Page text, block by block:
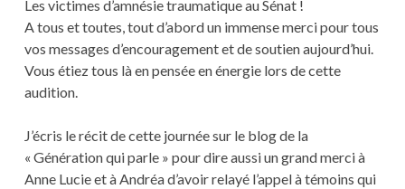
Les victimes d’amnésie traumatique au Sénat !
A tous et toutes, tout d’abord un immense merci pour tous
vos messages d’encouragement et de soutien aujourd’hui.
Vous étiez tous là en pensée en énergie lors de cette
audition.
J’écris le récit de cette journée sur le blog de la
« Génération qui parle » pour dire aussi un grand merci à
Anne Lucie et à Andréa d’avoir relayé l’appel à témoins qui